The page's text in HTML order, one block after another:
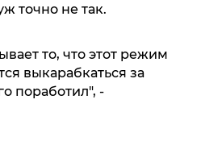
точно не так.
то, что этот режим
выкарабкаться за
поработил", -